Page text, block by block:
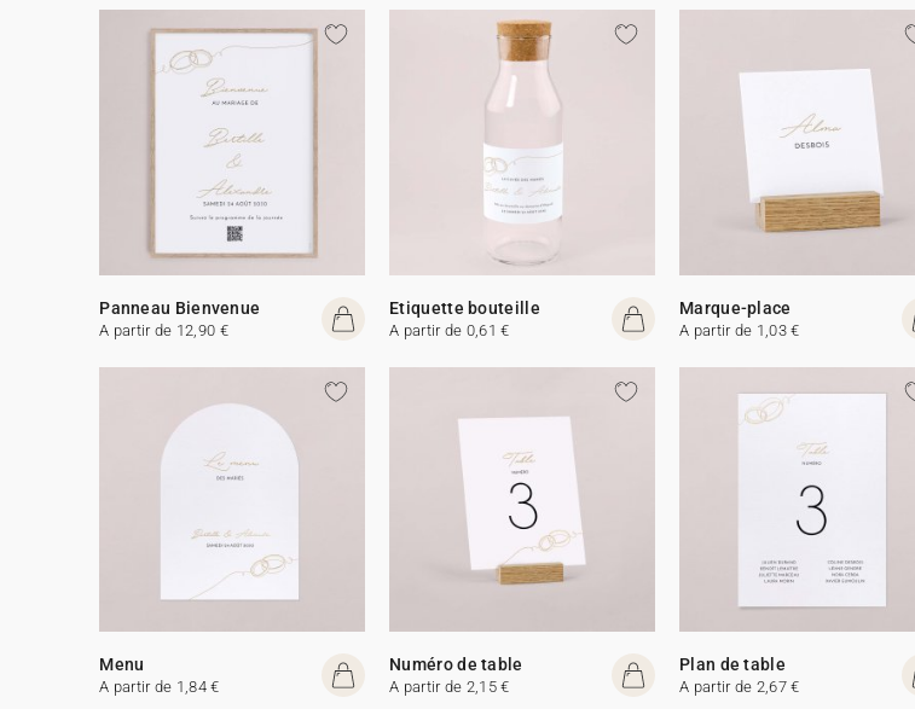
Panneau Bienvenue
A partir de 12,90 €
Etiquette bouteille
A partir de 0,61 €
Marque-place
A partir de 1,03 €
Menu
A partir de 1,84 €
Numéro de table
A partir de 2,15 €
Plan de table
A partir de 2,67 €